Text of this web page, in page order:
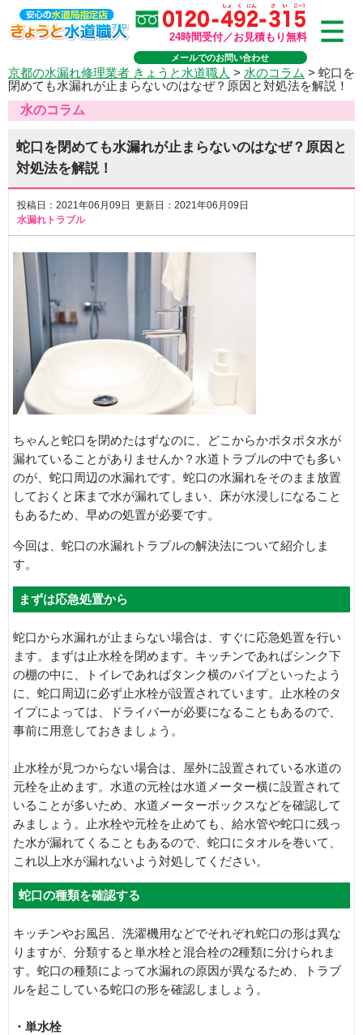
24時間受付／お見積もり無料
メールでのお問い合わせ
京都の水漏れ修理業者 きょうと水道職人 > 水のコラム > 蛇口を
閉めても水漏れが止まらないのはなぜ？原因と対処法を解説！
水のコラム
蛇口を閉めても水漏れが止まらないのはなぜ？原因と
対処法を解説！
投稿日：2021年06月09日 更新日：2021年06月09日
水漏れトラブル
ちゃんと蛇口を閉めたはずなのに、どこからかポタポタ水が
漏れていることがありませんか？水道トラブルの中でも多い
のが、蛇口周辺の水漏れです。蛇口の水漏れをそのまま放置
しておくと床まで水が漏れてしまい、床が水浸しになること
もあるため、早めの処置が必要です。
今回は、蛇口の水漏れトラブルの解決法について紹介しま
す。
まずは応急処置から
蛇口から水漏れが止まらない場合は、すぐに応急処置を行い
ます。まずは止水栓を閉めます。キッチンであればシンク下
の棚の中に、トイレであればタンク横のパイプといったよう
に、蛇口周辺に必ず止水栓が設置されています。止水栓のタ
イプによっては、ドライバーが必要になることもあるので、
事前に用意しておきましょう。
止水栓が見つからない場合は、屋外に設置されている水道の
元栓を止めます。水道の元栓は水道メーター横に設置されて
いることが多いため、水道メーターボックスなどを確認して
みましょう。止水栓や元栓を止めても、給水管や蛇口に残っ
た水が漏れてくることもあるので、蛇口にタオルを巻いて、
これ以上水が漏れないよう対処してください。
蛇口の種類を確認する
キッチンやお風呂、洗濯機用などでそれぞれ蛇口の形は異な
りますが、分類すると単水栓と混合栓の2種類に分けられま
す。蛇口の種類によって水漏れの原因が異なるため、トラブ
ルを起こしている蛇口の形を確認しましょう。
・単水栓